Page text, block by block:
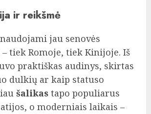
ir reikšmė
jau senovės
tiek Romoje, tiek Kinijoje. Iš
praktiškas audinys, skirtas
dulkių ar kaip statuso
šalikas tapo populiarus
o moderniais laikais –